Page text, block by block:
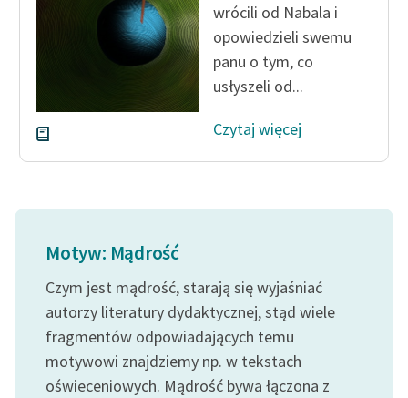
wrócili od Nabala i
opowiedzieli swemu
panu o tym, co
usłyszeli od...
Czytaj więcej
Motyw: Mądrość
Czym jest mądrość, starają się wyjaśniać
autorzy literatury dydaktycznej, stąd wiele
fragmentów odpowiadających temu
motywowi znajdziemy np. w tekstach
oświeceniowych. Mądrość bywa łączona z